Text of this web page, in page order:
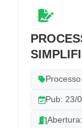
Pub: 23/